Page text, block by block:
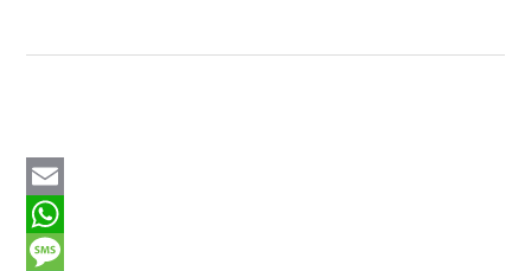
E
m
W